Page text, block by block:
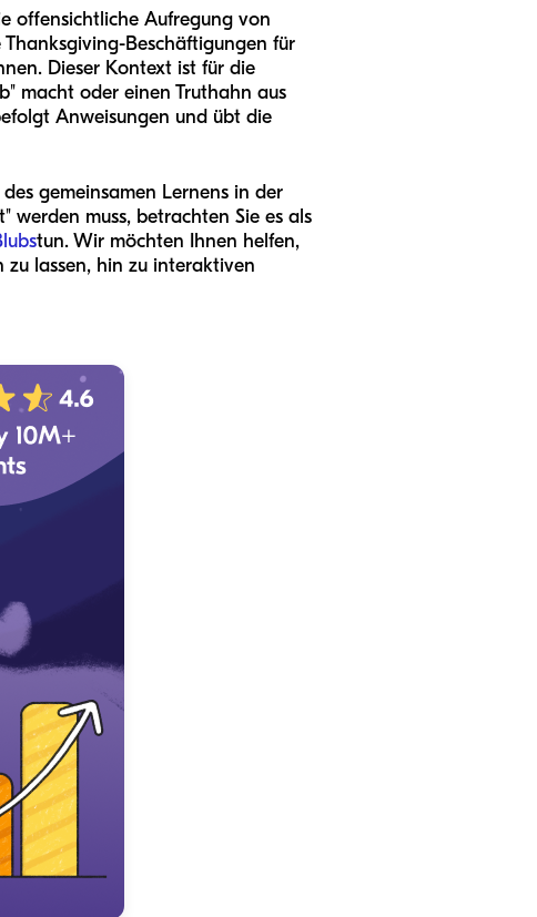
offensichtliche Aufregung von
Beschäftigungen für
Dieser Kontext ist für die
macht oder einen Truthahn aus
Anweisungen und übt die
gemeinsamen Lernens in der
werden muss, betrachten Sie es als
tun. Wir möchten Ihnen helfen,
zu lassen, hin zu interaktiven